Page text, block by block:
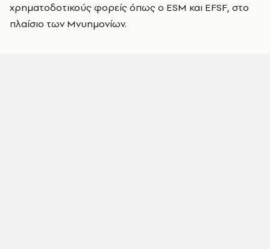
χρηματοδοτικούς φορείς όπως ο ESM και EFSF, στο
πλαίσιο των Μνυημονίων.